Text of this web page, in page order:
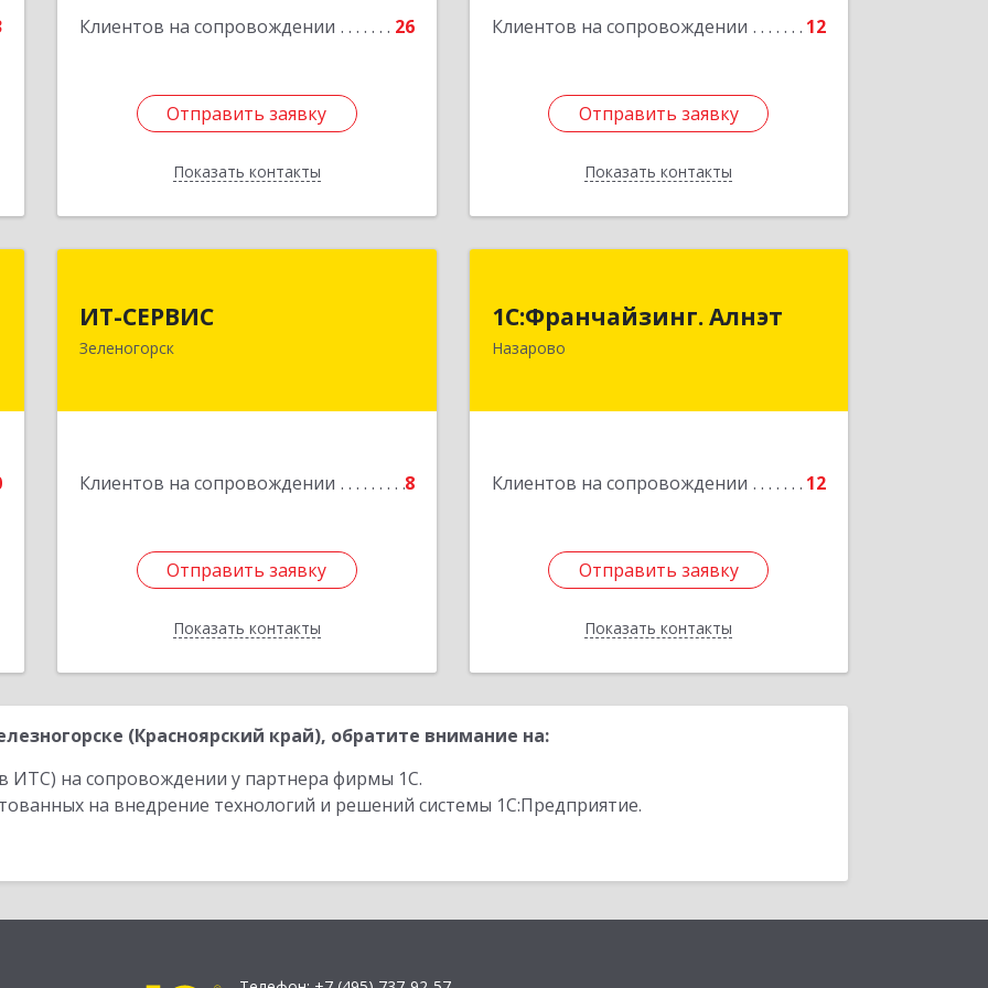
Клиентов на сопровождении 26
Отправить заявку
Показать контакты
Отправить заявку
Назад
Клиентов на сопровождении 12
Отправить заявку
Показать контакты
Отправить заявку
Назад
ИТ-СЕРВИС
Зеленогорск
Клиентов на сопровождении 8
Отправить заявку
Показать контакты
Зеленогорск г, Гагарина ул, дом № 34
Подробнее
Отправить заявку
Назад
1С:Франчайзинг. Алнэт
Назарово
Клиентов на сопровождении 12
Отправить заявку
Показать контакты
662200, Красноярский край, Назарово
Подробнее
Отправить заявку
Назад
(Красноярский край), обратите внимание на:
ИТС) на сопровождении у партнера фирмы 1С.
на внедрение технологий и решений системы 1С:Предприятие.